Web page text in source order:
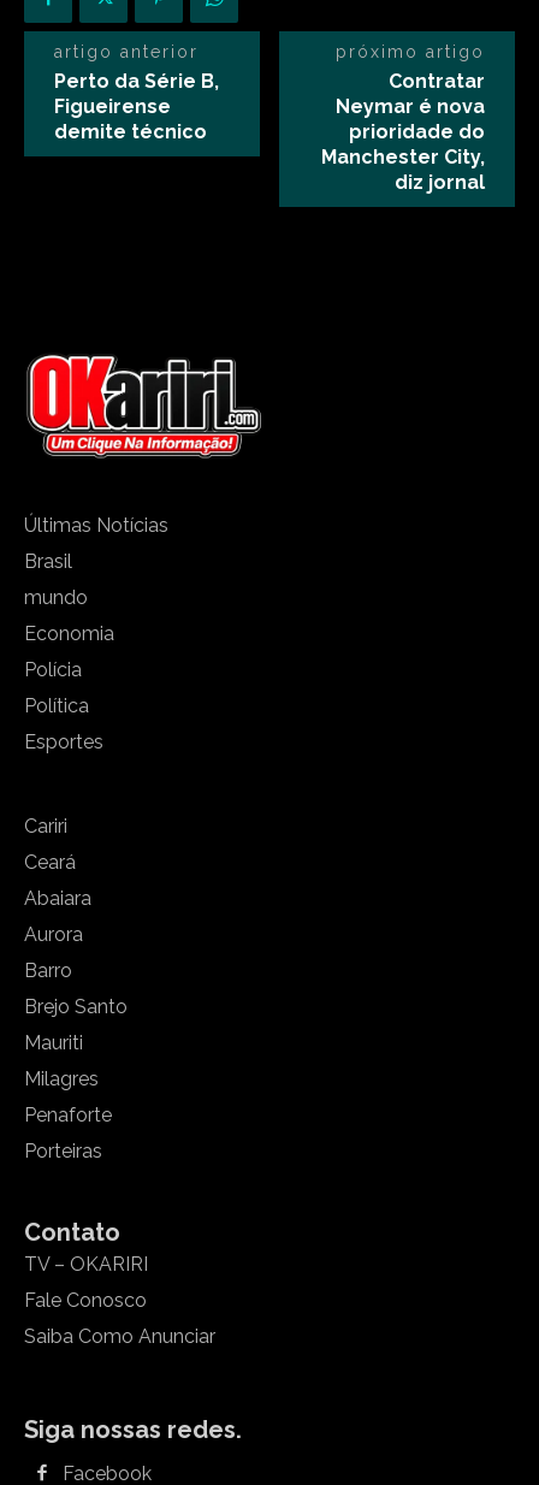
artigo anterior
Perto da Série B,
Figueirense
demite técnico
próximo artigo
Contratar
Neymar é nova
prioridade do
Manchester City,
diz jornal
Últimas Notícias
Brasil
mundo
Economia
Polícia
Política
Esportes
Cariri
Ceará
Abaiara
Aurora
Barro
Brejo Santo
Mauriti
Milagres
Penaforte
Porteiras
Contato
TV – OKARIRI
Fale Conosco
Saiba Como Anunciar
Siga nossas redes.
Facebook